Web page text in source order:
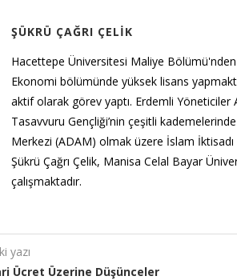
ŞÜKRÜ ÇAĞRI ÇELIK
Hacettepe Üniversitesi Maliye
Ekonomi bölümünde yüksek lisans
aktif olarak görev yaptı. Erdemli
Tasavvuru Gençliği’nin çeşitli
Merkezi (ADAM) olmak üzere İslam İktisadı
Şükrü Çağrı Çelik, Manisa Celal Bayar
çalışmaktadır.
yazı
Ücret Üzerine Düşünceler